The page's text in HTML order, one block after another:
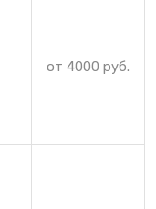
от 4000 руб.